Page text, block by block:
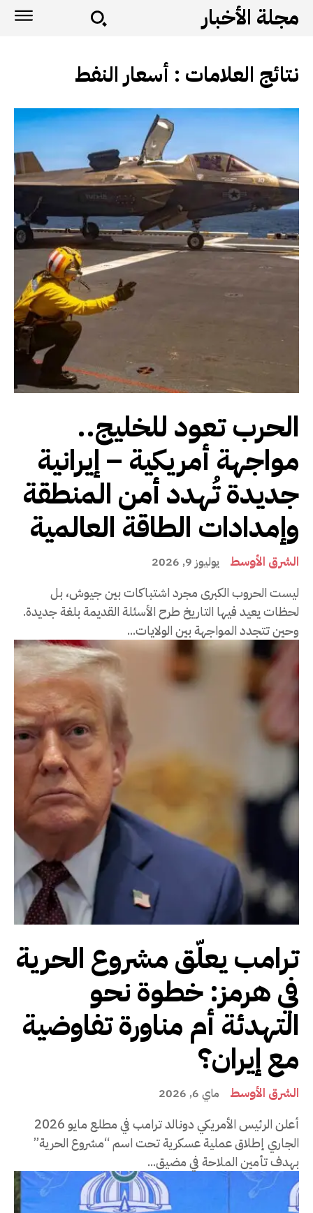
مجلة الأخبار
نتائج العلامات : أسعار النفط
الحرب تعود للخليج..
مواجهة أمريكية – إيرانية
جديدة تُهدد أمن المنطقة
وإمدادات الطاقة العالمية
الشرق الأوسط يوليوز 9, 2026
ليست الحروب الكبرى مجرد اشتباكات بين جيوش، بل
لحظات يعيد فيها التاريخ طرح الأسئلة القديمة بلغة جديدة.
وحين تتجدد المواجهة بين الولايات...
ترامب يعلّق مشروع الحرية
في هرمز: خطوة نحو
التهدئة أم مناورة تفاوضية
مع إيران؟
الشرق الأوسط ماي 6, 2026
أعلن الرئيس الأمريكي دونالد ترامب في مطلع مايو 2026
الجاري إطلاق عملية عسكرية تحت اسم “مشروع الحرية”
بهدف تأمين الملاحة في مضيق...